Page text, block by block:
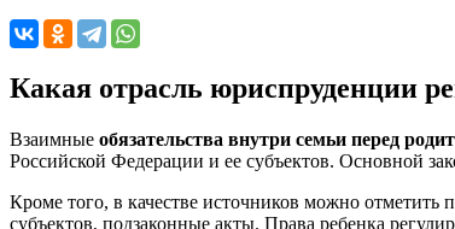
Какая отрасль юриспруденции
Взаимные обязательства внутри семьи перед
Российской Федерации и ее субъектов. Основной
Кроме того, в качестве источников можно
субъектов, подзаконные акты. Права ребенка